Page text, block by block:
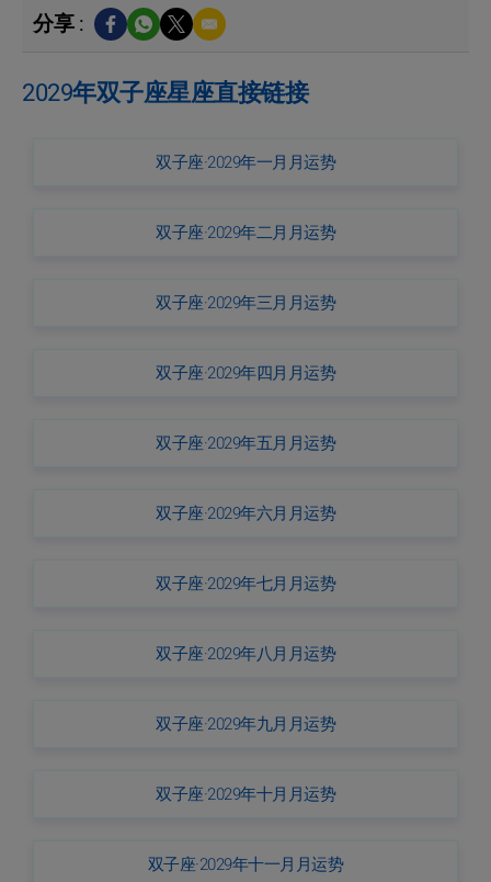
分享 :
2029年双子座星座直接链接
双子座·2029年一月月运势
双子座·2029年二月月运势
双子座·2029年三月月运势
双子座·2029年四月月运势
双子座·2029年五月月运势
双子座·2029年六月月运势
双子座·2029年七月月运势
双子座·2029年八月月运势
双子座·2029年九月月运势
双子座·2029年十月月运势
双子座·2029年十一月月运势